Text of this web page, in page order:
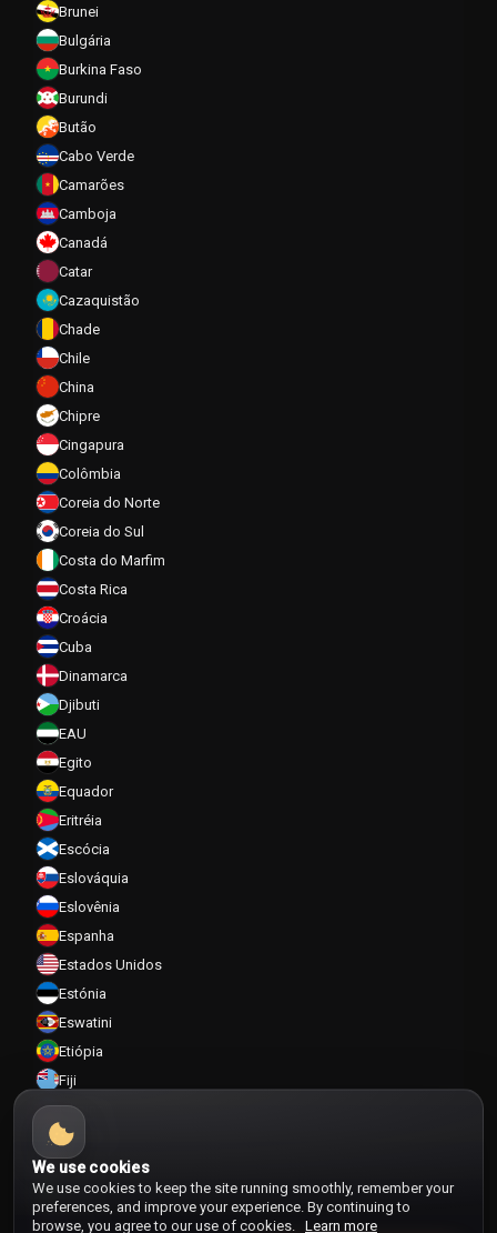
Brunei
Bulgária
Burkina Faso
Burundi
Butão
Cabo Verde
Camarões
Camboja
Canadá
Catar
Cazaquistão
Chade
Chile
China
Chipre
Cingapura
Colômbia
Coreia do Norte
Coreia do Sul
Costa do Marfim
Costa Rica
Croácia
Cuba
Dinamarca
Djibuti
EAU
Egito
Equador
Eritréia
Escócia
Eslováquia
Eslovênia
Espanha
Estados Unidos
Estónia
Eswatini
Etiópia
Fiji
Filipinas
Finlândia
França
Gabão
Gâmbia
We use cookies
We use cookies to keep the site running smoothly, remember your
preferences, and improve your experience. By continuing to
browse, you agree to our use of cookies. Learn more